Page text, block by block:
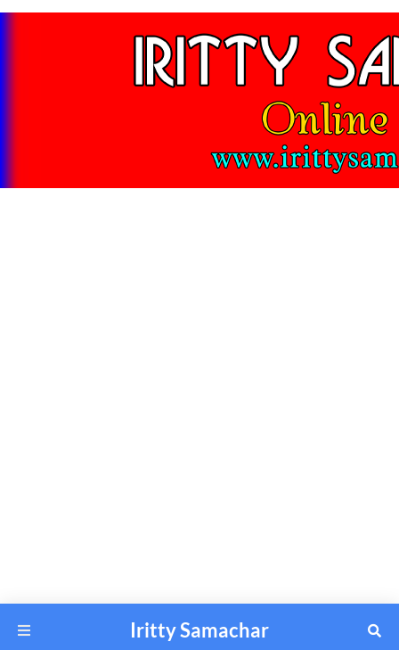
Iritty Samachar